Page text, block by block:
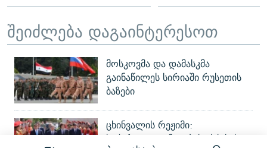
შეიძლება დაგაინტერესოთ
მოსკოვმა და დამასკმა
გაინაწილეს სირიაში რუსეთის
ბაზები
ცხინვალის რეჟიმი:
საქართველომ კობახიძის სახით